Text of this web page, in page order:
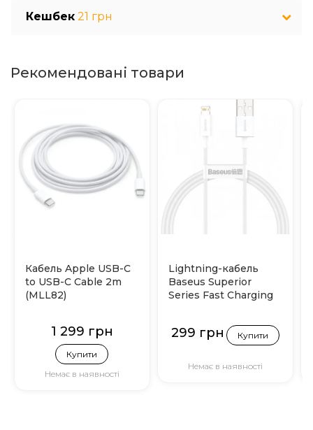
Кешбек 21 грн
Рекомендовані товари
Кабель Apple USB-C
to USB-C Cable 2m
(MLL82)
1 299 грн
Купити
Немає в наявності
Lightning-кабель
Baseus Superior
Series Fast Charging
299 грн Купити
Немає в наявності